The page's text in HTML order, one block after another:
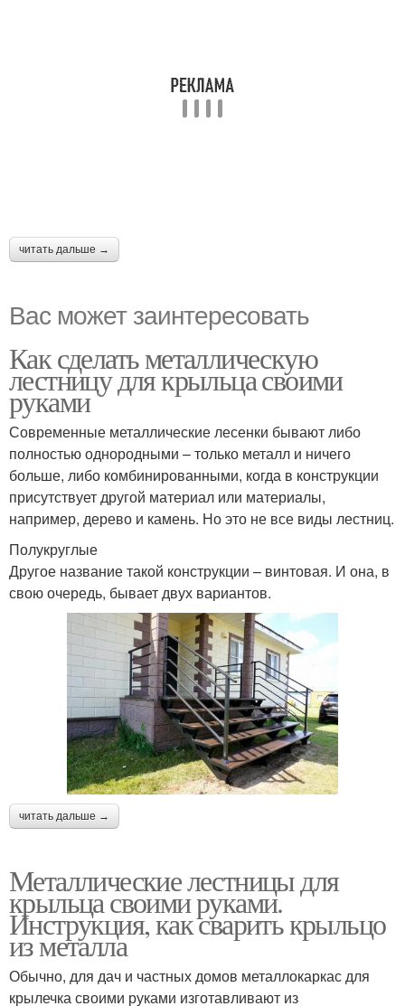
читать дальше →
Вас может заинтересовать
Как сделать металлическую
лестницу для крыльца своими
руками
Современные металлические лесенки бывают либо
полностью однородными – только металл и ничего
больше, либо комбинированными, когда в конструкции
присутствует другой материал или материалы,
например, дерево и камень. Но это не все виды лестниц.
Полукруглые
Другое название такой конструкции – винтовая. И она, в
свою очередь, бывает двух вариантов.
читать дальше →
Металлические лестницы для
крыльца своими руками.
Инструкция, как сварить крыльцо
из металла
Обычно, для дач и частных домов металлокаркас для
крылечка своими руками изготавливают из